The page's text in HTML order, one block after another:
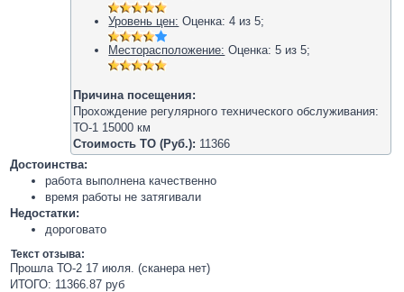
Уровень цен: Оценка:4 из5;
Месторасположение: Оценка:5 из5;
Причина посещения:
Прохождение регулярного технического обслуживания:
ТО-1 15000 км
Стоимость ТО (Руб.): 11366
Достоинства:
работа выполнена качественно
время работы не затягивали
Недостатки:
дороговато
Текст отзыва:
Прошла ТО-2 17 июля. (сканера нет)
ИТОГО: 11366.87 руб